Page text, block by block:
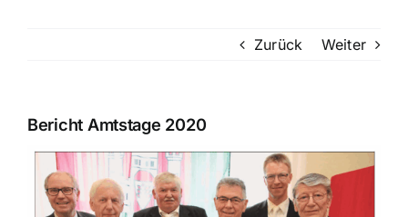
Bruderschaft
Zurück Weiter
Bericht Amtstage 2020